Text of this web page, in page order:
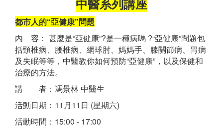
中醫系列講座
都市人的“亞健康”問題
內 容： 甚麼是“亞健康”?是一種病嗎 ?“亞健康”問題包
括頸椎病、腰椎病、網球肘、媽媽手、膝關節病、胃病
及失眠等等，中醫教你如何預防“亞健康”，以及保健和
治療的方法。
講 者：馮景林 中醫生
活動日期：11月11日 (星期六)
活動時間：15:00 - 17:00